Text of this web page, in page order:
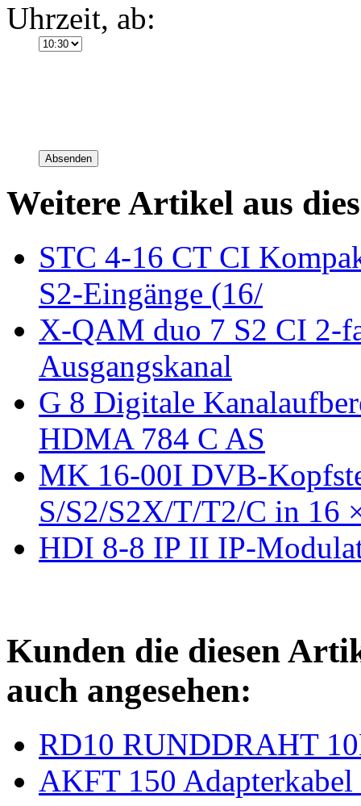
Uhrzeit, ab:
Absenden
Weitere Artikel aus
STC 4-16 CT CI
S2-Eingänge (16/
X-QAM duo 7 S2 CI 2-
Ausgangskanal
G 8 Digitale
HDMA 784 C AS
MK 16-00I DVB-
S/S2/S2X/T/T2/C in 16
HDI 8-8 IP II IP-
Kunden die diesen
auch angesehen:
RD10 RUNDDRAHT
AKFT 150